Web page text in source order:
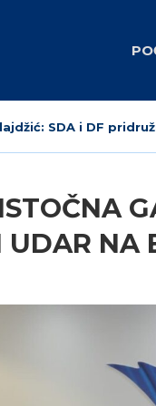
SDA i DF
Dodik unaprijed
Krndžija
za BiH obilježila
revizori 2023.
sanski kanton:
Održana izborna
kantonalno
vijećnika u
UDAR NA